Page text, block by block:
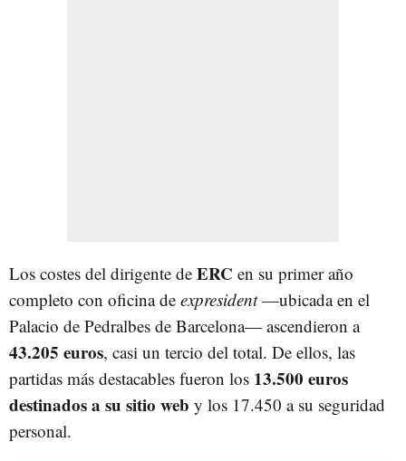
Los costes del dirigente de ERC en su primer año
completo con oficina de expresident—ubicada en el
Palacio de Pedralbes de Barcelona— ascendieron a
43.205 euros, casi un tercio del total. De ellos, las
partidas más destacables fueron los 13.500 euros
destinados a su sitio web y los 17.450 a su seguridad
personal.